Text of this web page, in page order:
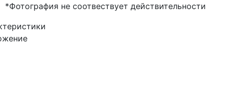
*Фотография не соотвествует действительности